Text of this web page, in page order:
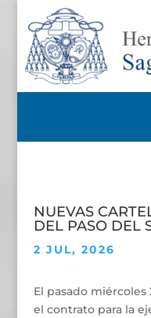
NUEVAS
DEL PASO DEL
2 JUL, 2026
El pasado
el contrato para la